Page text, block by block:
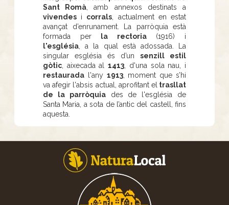
Sant Romà , amb annexos destinats a
vivendes i corrals , actualment en estat
avançat d’enrunament. La parròquia està
formada per
la rectoria(1916) i
l'església , a la qual està adossada. La
singular església és d’un senzill estil
gòtic , aixecada al1413 , d'una sola nau, i
restaurada l'any 1913, moment que s’hi
va afegir l'absis actual, aprofitant el trasllat
de la parròquiades de l'església de
Santa Maria, a sota de l’antic del castell, fins
aquesta.